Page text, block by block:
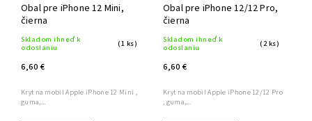
Obal pre iPhone 12 Mini,
čierna
Skladom ihneď k
odoslaniu
(1 ks)
6,60 €
Kryt na mobil Apple iPhone 12 Mini ,
guma,...
Obal pre iPhone 12/12 Pro,
čierna
Skladom ihneď k
odoslaniu
(2 ks)
6,60 €
Kryt na mobil Apple iPhone 12/12 Pro
, guma,...